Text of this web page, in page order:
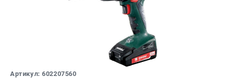
Аккумуляторы и зарядные устройства
Артикул: 602207560